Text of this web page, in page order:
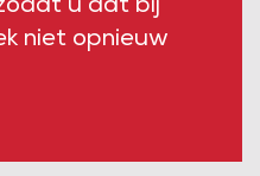
u dat bij
niet opnieuw